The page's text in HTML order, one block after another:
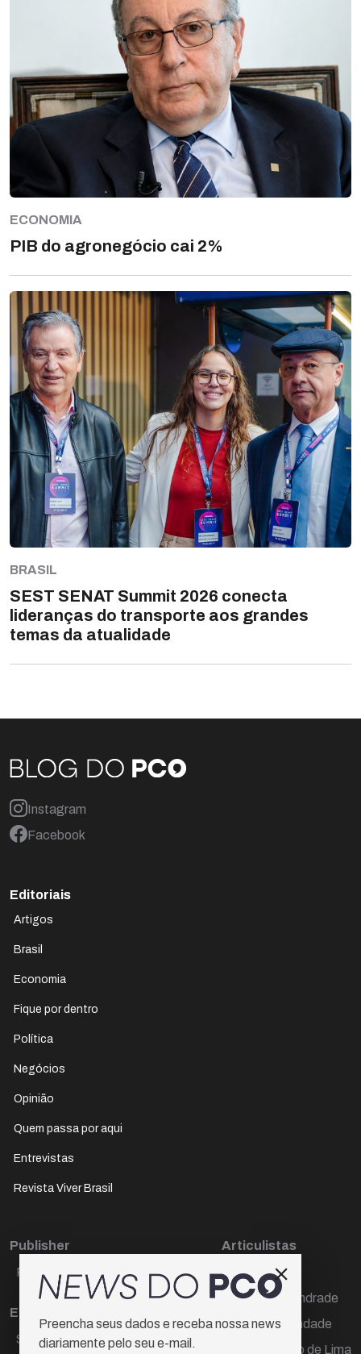
ECONOMIA
PIB do agronegócio cai 2%
BRASIL
SEST SENAT Summit 2026 conecta
lideranças do transporte aos grandes
temas da atualidade
Instagram
Facebook
Editoriais
Artigos
Brasil
Economia
Fique por dentro
Política
Negócios
Opinião
Quem passa por aqui
Entrevistas
Revista Viver Brasil
Publisher
Paulo Cesar de Oliveira
Editora Chefe
Sueli Cotta
Articulistas
Décio Freire
Dr Marcos Andrade
Hamilton Trindade
Igor Carvalho de Lima
Preencha seus dados e receba nossa news
diariamente pelo seu e-mail.